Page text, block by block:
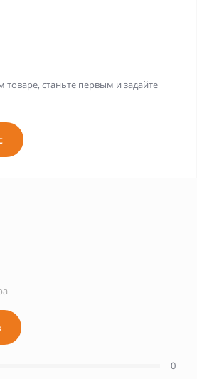
товаре, станьте первым и задайте
0